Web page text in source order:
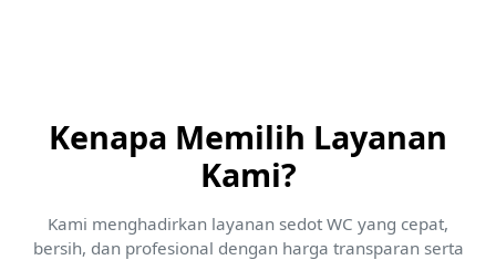
Kenapa Memilih Layanan
Kami?
Kami menghadirkan layanan sedot WC yang cepat,
bersih, dan profesional dengan harga transparan serta